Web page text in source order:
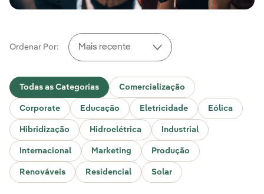
Ordenar Por:
Todas as Categorias Comercialização
Corporate Educação Eletricidade Eólica
Hibridização Hidroelétrica Industrial
Internacional Marketing Produção
Renováveis Residencial Solar